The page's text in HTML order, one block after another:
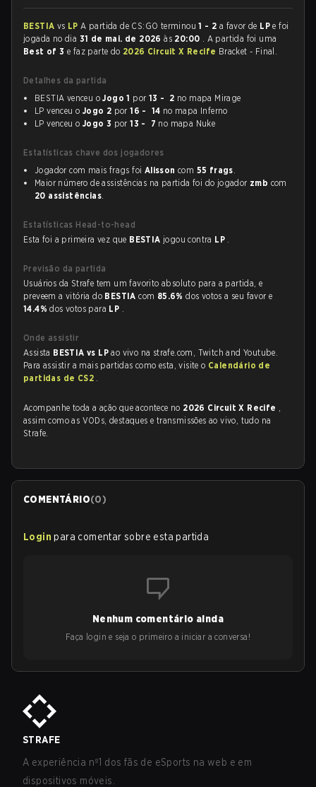
BESTIA vs LPA partida de CS:GO terminou1 - 2 a favor de LPe foi
jogada no dia 31 de mai. de 2026às 20:00 . A partida foi uma
Best of 3 e faz parte do 2026 Circuit X Recife Bracket - Final.
Detalhes da partida
BESTIA venceu oJogo 1 por 13 - 2 no mapa Mirage
LP venceu o Jogo 2 por16 - 14 no mapa Inferno
LP venceu o Jogo 3 por13 - 7 no mapa Nuke
Estatísticas chave dos jogadores
Jogador com mais frags foi Alisson com 55 frags.
Maior número de assistências na partida foi do jogador zmb com
20 assistências.
Estatísticas Head-to-head
Esta foi a primeira vez que BESTIA jogou contra LP .
Previsão da partida
Usuários da Strafe tem um favorito absoluto para a partida, e
preveem a vitória do BESTIAcom 85.6%dos votos a seu favor e
14.4%dos votos para LP .
Onde assistir
Assista BESTIA vs LPao vivo na strafe.com, Twitch and Youtube.
Para assistir a mais partidas como esta, visite o Calendário de
partidas de CS2 .
Acompanhe toda a ação que acontece no 2026 Circuit X Recife ,
assim como as VODs, destaques e transmissões ao vivo, tudo na
Strafe.
COMENTÁRIO(0)
Login para comentar sobre esta partida
Nenhum comentário ainda
Faça login e seja o primeiro a iniciar a conversa!
STRAFE
A experiência nº1 dos fãs de eSports na web e em
dispositivos móveis.